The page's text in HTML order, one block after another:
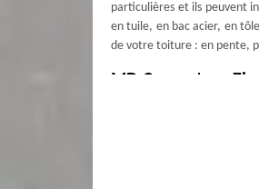
particulières et ils peuvent
en tuile, en bac acier, en
de votre toiture : en pente,
MD Couverture